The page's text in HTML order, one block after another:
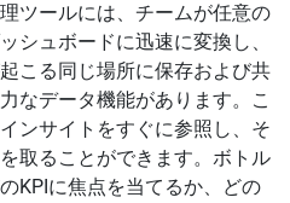
ツールには、チームが任意の
シュボードに迅速に変換し、
こる同じ場所に保存および共
なデータ機能があります。こ
ンサイトをすぐに参照し、そ
取ることができます。ボトル
KPIに焦点を当てるか、どの